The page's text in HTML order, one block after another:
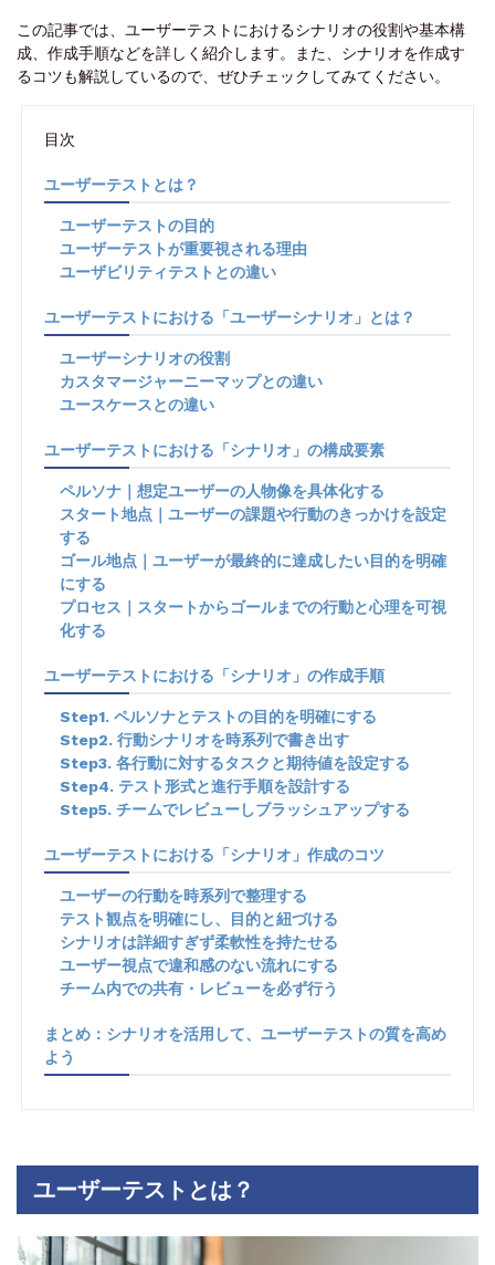
この記事では、ユーザーテストにおけるシナリオの役割や基本構
成、作成手順などを詳しく紹介します。また、シナリオを作成す
るコツも解説しているので、ぜひチェックしてみてください。
目次
ユーザーテストとは？
ユーザーテストの目的
ユーザーテストが重要視される理由
ユーザビリティテストとの違い
ユーザーテストにおける「ユーザーシナリオ」とは？
ユーザーシナリオの役割
カスタマージャーニーマップとの違い
ユースケースとの違い
ユーザーテストにおける「シナリオ」の構成要素
ペルソナ｜想定ユーザーの人物像を具体化する
スタート地点｜ユーザーの課題や行動のきっかけを設定
する
ゴール地点｜ユーザーが最終的に達成したい目的を明確
にする
プロセス｜スタートからゴールまでの行動と心理を可視
化する
ユーザーテストにおける「シナリオ」の作成手順
Step1. ペルソナとテストの目的を明確にする
Step2. 行動シナリオを時系列で書き出す
Step3. 各行動に対するタスクと期待値を設定する
Step4. テスト形式と進行手順を設計する
Step5. チームでレビューしブラッシュアップする
ユーザーテストにおける「シナリオ」作成のコツ
ユーザーの行動を時系列で整理する
テスト観点を明確にし、目的と紐づける
シナリオは詳細すぎず柔軟性を持たせる
ユーザー視点で違和感のない流れにする
チーム内での共有・レビューを必ず行う
まとめ：シナリオを活用して、ユーザーテストの質を高め
よう
ユーザーテストとは？